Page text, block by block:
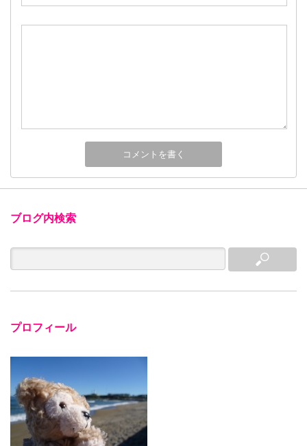
ブログ内検索
プロフィール